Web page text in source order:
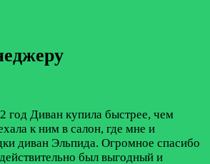
год Диван купила быстрее, чем
к ним в салон, где мне и
диван Эльпида. Огромное спасибо
был выгодный и